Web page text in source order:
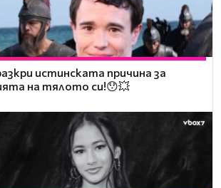
истинската причина за
на тялото си!😯💥